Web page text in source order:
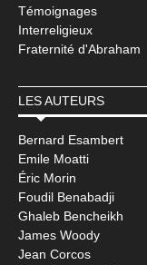
Témoignages
Interreligieux
Fraternité d'Abraham
LES AUTEURS
Bernard Esambert
Emile Moatti
Éric Morin
Foudil Benabadji
Ghaleb Bencheikh
James Woody
Jean Corcos